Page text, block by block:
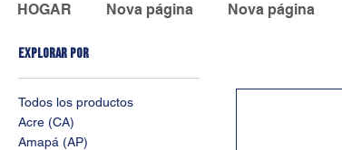
HOGAR Nova página Nova página
Explorar por
Todos los productos
Acre (CA)
Amapá (AP)